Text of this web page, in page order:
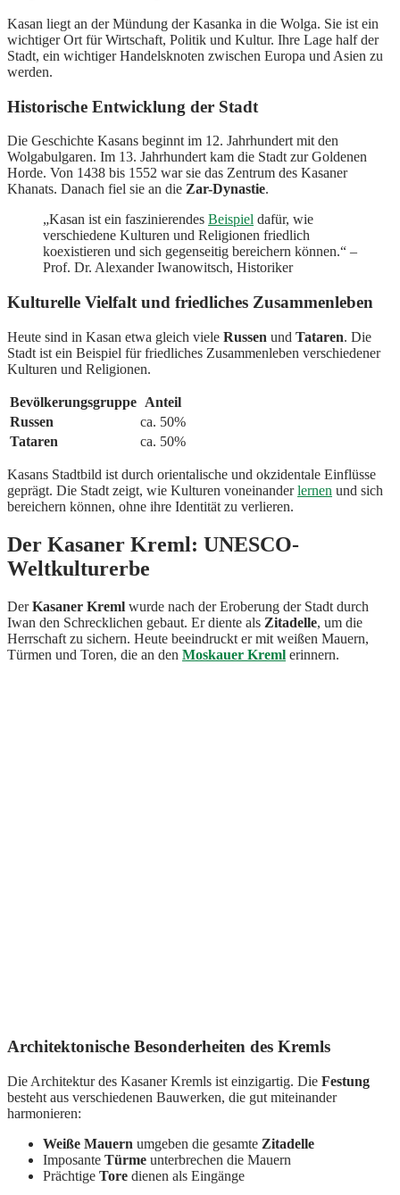
Kasan liegt an der Mündung der Kasanka in die Wolga. Sie ist ein
wichtiger Ort für Wirtschaft, Politik und Kultur. Ihre Lage half der
Stadt, ein wichtiger Handelsknoten zwischen Europa und Asien zu
werden.
Historische Entwicklung der Stadt
Die Geschichte Kasans beginnt im 12. Jahrhundert mit den
Wolgabulgaren. Im 13. Jahrhundert kam die Stadt zur Goldenen
Horde. Von 1438 bis 1552 war sie das Zentrum des Kasaner
Khanats. Danach fiel sie an die Zar-Dynastie.
„Kasan ist ein faszinierendes Beispiel dafür, wie
verschiedene Kulturen und Religionen friedlich
koexistieren und sich gegenseitig bereichern können.“ –
Prof. Dr. Alexander Iwanowitsch, Historiker
Kulturelle Vielfalt und friedliches Zusammenleben
Heute sind in Kasan etwa gleich viele Russen und Tataren. Die
Stadt ist ein Beispiel für friedliches Zusammenleben verschiedener
Kulturen und Religionen.
Bevölkerungsgruppe Anteil
Russen
ca. 50%
Tataren
ca. 50%
Kasans Stadtbild ist durch orientalische und okzidentale Einflüsse
geprägt. Die Stadt zeigt, wie Kulturen voneinanderlernen und sich
bereichern können, ohne ihre Identität zu verlieren.
Der Kasaner Kreml: UNESCO-
Weltkulturerbe
DerKasaner Kreml wurde nach der Eroberung der Stadt durch
Iwan den Schrecklichen gebaut. Er diente als Zitadelle, um die
Herrschaft zu sichern. Heute beeindruckt er mit weißen Mauern,
Türmen und Toren, die an den Moskauer Kreml erinnern.
Architektonische Besonderheiten des Kremls
Die Architektur des Kasaner Kremls ist einzigartig. Die Festung
besteht aus verschiedenen Bauwerken, die gut miteinander
harmonieren:
Weiße Mauern umgeben die gesamte Zitadelle
Imposante Türme unterbrechen die Mauern
Prächtige Tore dienen als Eingänge